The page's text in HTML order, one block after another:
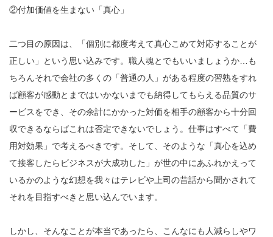
②付加価値を生まない「真心」
二つ目の原因は、「個別に都度考えて真心こめて対応することが
正しい」という思い込みです。職人魂とでもいいましょうか…も
ちろんそれで会社の多くの「普通の人」がある程度の習熟をすれ
ば顧客が感動とまではいかないまでも納得してもらえる品質のサ
ービスをでき、その余計にかかった対価を相手の顧客から十分回
収できるならばこれは否定できないでしょう。仕事はすべて「費
用対効果」で考えるべきです。そして、そのような「真心を込め
て接客したらビジネスが大成功した」が世の中にあふれかえって
いるかのような幻想を我々はテレビや上司の昔話から聞かされて
それを目指すべきと思い込んでいます。
しかし、そんなことが本当であったら、こんなにも人減らしやワ